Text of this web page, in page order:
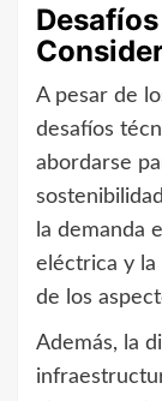
A pesar de
desafíos
abordarse
la demanda
eléctrica y la
de los
Además, la